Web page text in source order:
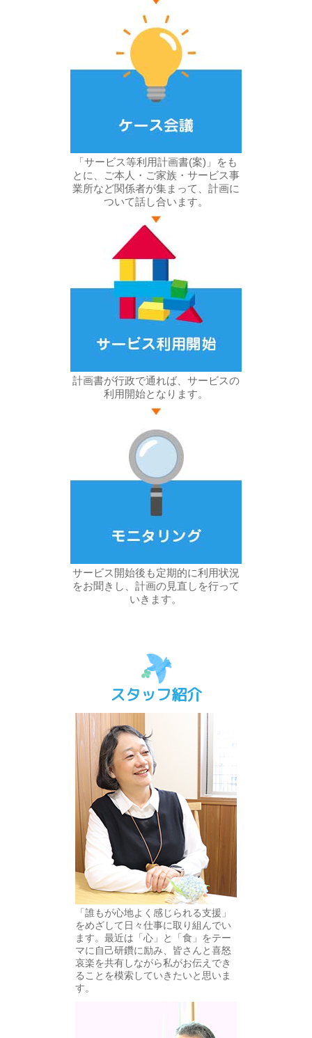
「サービス等利用計画書(案)」をも
とに、ご本人・ご家族・サービス事
業所など関係者が集まって、計画に
ついて話し合います。
計画書が行政で通れば、サービスの
利用開始となります。
サービス開始後も定期的に利用状況
をお聞きし、計画の見直しを行って
いきます。
スタッフ紹介
「誰もが心地よく感じられる支援」
をめざして日々仕事に取り組んでい
ます。最近は「心」と「食」をテー
マに自己研鑽に励み、皆さんと喜怒
哀楽を共有しながら私がお伝えでき
ることを模索していきたいと思いま
す。